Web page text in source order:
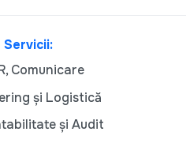
Comunicare
și Logistică
și Audit